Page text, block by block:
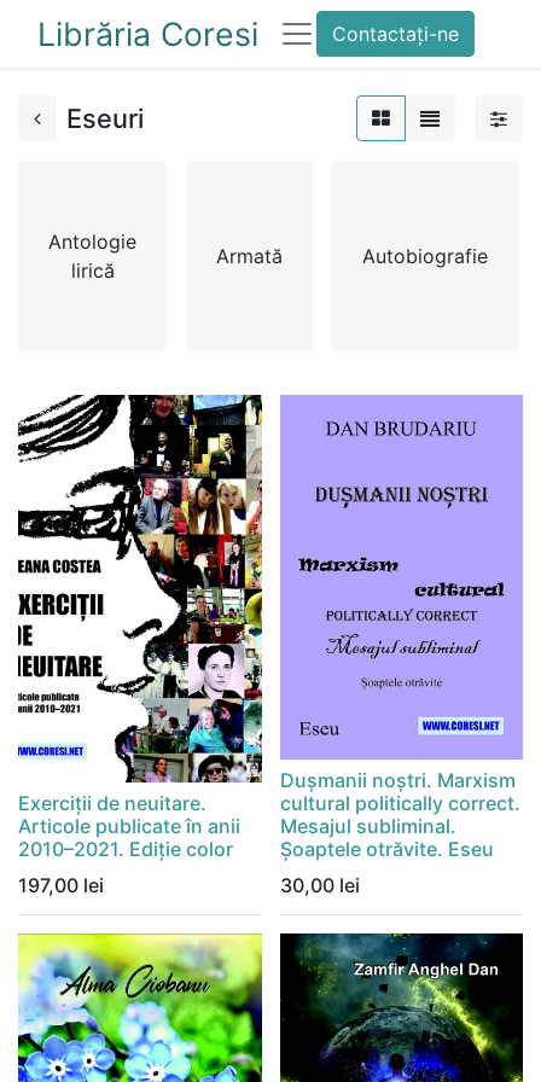
Librăria Coresi Contactați-ne
Eseuri
Antologie
lirică
Armată Autobiografie
Exerciții de neuitare.
Articole publicate în anii
2010–2021. Ediție color
197,00 lei
Dușmanii noștri. Marxism
cultural politically correct.
Mesajul subliminal.
Șoaptele otrăvite. Eseu
30,00lei